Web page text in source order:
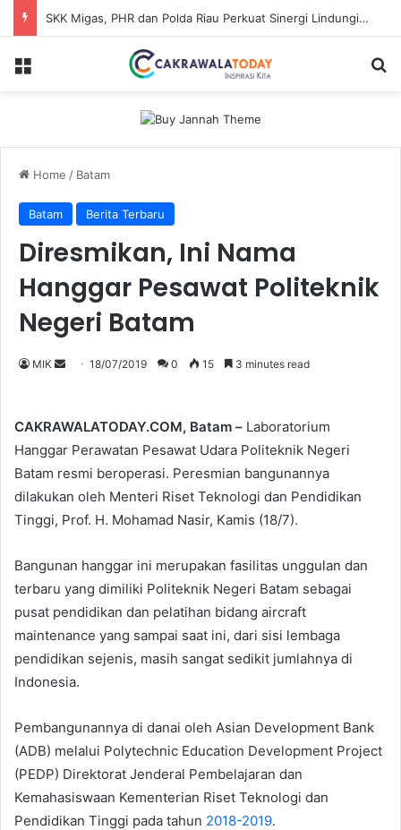
SKK Migas, PHR dan Polda Riau Perkuat Sinergi Lindungi Aset Negara demi Menjaga Ketahanan Energi Nasional
Menu
Home / Batam
Batam Berita Terbaru
Diresmikan, Ini Nama
Hanggar Pesawat Politeknik
Negeri Batam
MIK
Send18/07/2019 0 15 3 minutes read
CAKRAWALATODAY.COM, Batam – Laboratorium
Hanggar Perawatan Pesawat Udara Politeknik Negeri
Batam resmi beroperasi. Peresmian bangunannya
dilakukan oleh Menteri Riset Teknologi dan Pendidikan
Tinggi, Prof. H. Mohamad Nasir, Kamis (18/7).
Bangunan hanggar ini merupakan fasilitas unggulan dan
terbaru yang dimiliki Politeknik Negeri Batam sebagai
pusat pendidikan dan pelatihan bidang aircraft
maintenance yang sampai saat ini, dari sisi lembaga
pendidikan sejenis, masih sangat sedikit jumlahnya di
Indonesia.
Pembangunannya di danai oleh Asian Development Bank
(ADB) melalui Polytechnic Education Development Project
(PEDP) Direktorat Jenderal Pembelajaran dan
Kemahasiswaan Kementerian Riset Teknologi dan
Pendidikan Tinggi pada tahun 2018-2019.